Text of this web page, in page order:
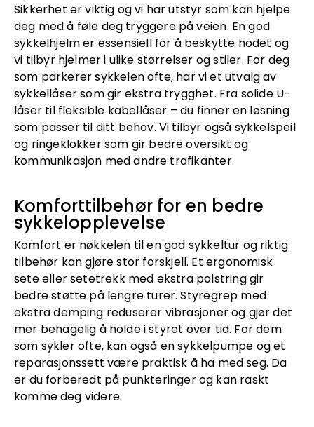
Sikkerhet er viktig og vi har utstyr som kan hjelpe
deg med å føle deg tryggere på veien. En god
sykkelhjelm er essensiell for å beskytte hodet og
vi tilbyr hjelmer i ulike størrelser og stiler. For deg
som parkerer sykkelen ofte, har vi et utvalg av
sykkellåser som gir ekstra trygghet. Fra solide U-
låser til fleksible kabellåser – du finner en løsning
som passer til ditt behov. Vi tilbyr også sykkelspeil
og ringeklokker som gir bedre oversikt og
kommunikasjon med andre trafikanter.
Komforttilbehør for en bedre
sykkelopplevelse
Komfort er nøkkelen til en god sykkeltur og riktig
tilbehør kan gjøre stor forskjell. Et ergonomisk
sete eller setetrekk med ekstra polstring gir
bedre støtte på lengre turer. Styregrep med
ekstra demping reduserer vibrasjoner og gjør det
mer behagelig å holde i styret over tid. For dem
som sykler ofte, kan også en sykkelpumpe og et
reparasjonssett være praktisk å ha med seg. Da
er du forberedt på punkteringer og kan raskt
komme deg videre.